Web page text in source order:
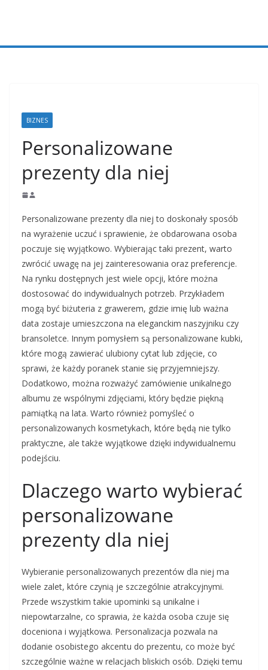
BIZNES
Personalizowane
prezenty dla niej
Personalizowane prezenty dla niej to doskonały sposób
na wyrażenie uczuć i sprawienie, że obdarowana osoba
poczuje się wyjątkowo. Wybierając taki prezent, warto
zwrócić uwagę na jej zainteresowania oraz preferencje.
Na rynku dostępnych jest wiele opcji, które można
dostosować do indywidualnych potrzeb. Przykładem
mogą być biżuteria z grawerem, gdzie imię lub ważna
data zostaje umieszczona na eleganckim naszyjniku czy
bransoletce. Innym pomysłem są personalizowane kubki,
które mogą zawierać ulubiony cytat lub zdjęcie, co
sprawi, że każdy poranek stanie się przyjemniejszy.
Dodatkowo, można rozważyć zamówienie unikalnego
albumu ze wspólnymi zdjęciami, który będzie piękną
pamiątką na lata. Warto również pomyśleć o
personalizowanych kosmetykach, które będą nie tylko
praktyczne, ale także wyjątkowe dzięki indywidualnemu
podejściu.
Dlaczego warto wybierać
personalizowane
prezenty dla niej
Wybieranie personalizowanych prezentów dla niej ma
wiele zalet, które czynią je szczególnie atrakcyjnymi.
Przede wszystkim takie upominki są unikalne i
niepowtarzalne, co sprawia, że każda osoba czuje się
doceniona i wyjątkowa. Personalizacja pozwala na
dodanie osobistego akcentu do prezentu, co może być
szczególnie ważne w relacjach bliskich osób. Dzięki temu